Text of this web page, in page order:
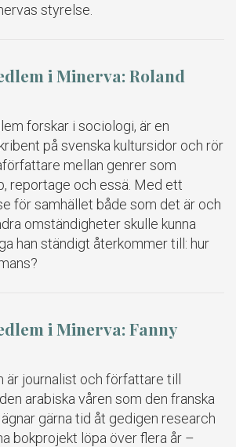
styrelse.
i Minerva: Roland
forskar i sociologi, är en
på svenska kultursidor och rör
mellan genrer som
reportage och essä. Med ett
för samhället både som det är och
omständigheter skulle kunna
han ständigt återkommer till: hur
i Minerva: Fanny
är journalist och författare till
arabiska våren som den franska
gärna tid åt gedigen research
bokprojekt löpa över flera år –